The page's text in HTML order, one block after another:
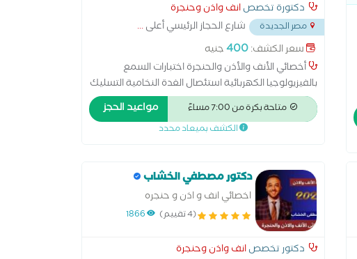
دكتورة تخصصانف واذن وحنجرة
مصر الجديدة شارع الحجاز الرئيسي أعلى...
سعر الكشف:400جنيه
أخصائي الأنف والأذن والحنجرة اختبارات السمع
بالفيزيولوجيا الكهربائية استئصال الغدة النخامية التسليك
البالوني للجيوب الأنفية الجراحة الميكروسكوبية للأذن
الجراحة الميكروسكوبية للحنجرة تنظيف الأذن من الشمع
جراحة ترميم الأذن الوسطى زراعة القوقعة علاج الشخير
عملية الجيوب الأنفية عملية الجيوب الأنفية بالمنظار
عملية الغدة الدرقية عملية الغدة اللعابية عملية اللوز
عملية تحسين الصوت عملية ترقيع طبلة الأذن عملية
عظمة ركاب الأذن
متاحة بكرة من 7:00 مساءً مواعيد الحجز
الكشف بميعاد محدد
دكتور مصطفي الخشاب
اخصائي انف و اذن و حنجره
(4 تقييم) 1866
دكتور تخصصانف واذن وحنجرة